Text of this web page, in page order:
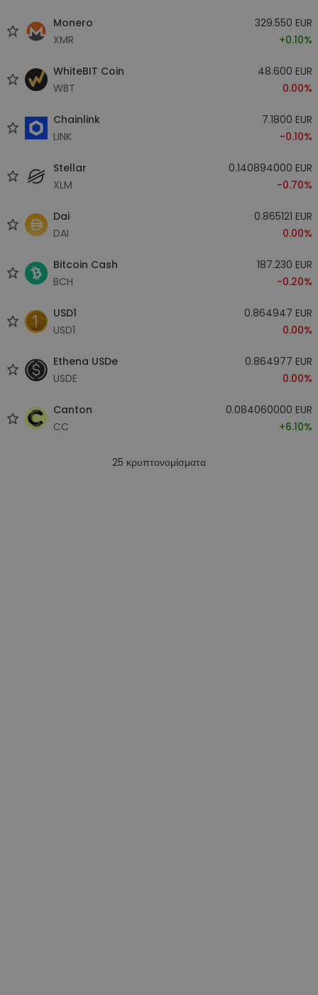
Monero
XMR
329.550 EUR
+0.10%
WhiteBIT Coin
WBT
48.600 EUR
0.00%
Chainlink
LINK
7.1800 EUR
-0.10%
Stellar
XLM
0.140894000 EUR
-0.70%
Dai
DAI
0.865121 EUR
0.00%
Bitcoin Cash
BCH
187.230 EUR
-0.20%
USD1
USD1
0.864947 EUR
0.00%
Ethena USDe
USDE
0.864977 EUR
0.00%
Canton
CC
0.084060000 EUR
+6.10%
25 κρυπτονομίσματα